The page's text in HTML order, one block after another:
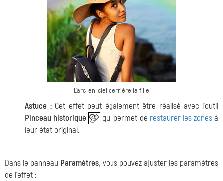
L'arc-en-ciel derrière la fille
Astuce :Cet effet peut également être réalisé avec l'outil
Pinceau historique
qui permet de restaurer les zonesà
leur état original.
Dans le panneau Paramètres, vous pouvez ajuster les paramètres
de l'effet :